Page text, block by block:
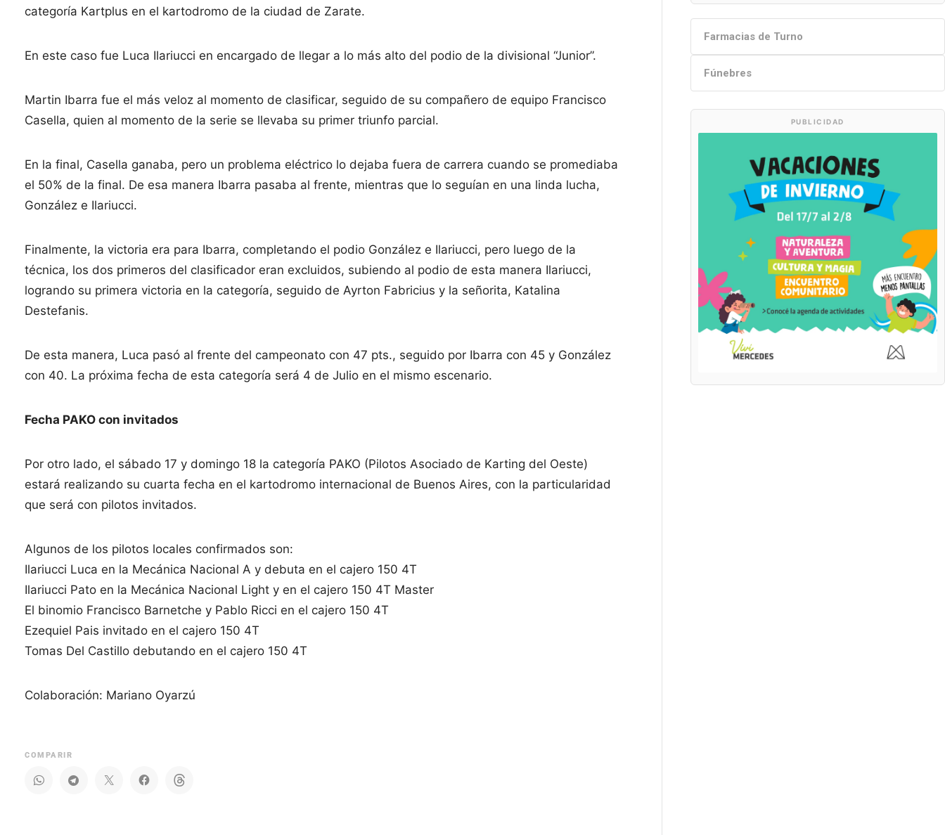
categoría Kartplus en el kartodromo de la ciudad de Zarate.
En este caso fue Luca Ilariucci en encargado de llegar a lo más alto del podio de la divisional “Junior”.
Martin Ibarra fue el más veloz al momento de clasificar, seguido de su compañero de equipo Francisco
Casella, quien al momento de la serie se llevaba su primer triunfo parcial.
En la final, Casella ganaba, pero un problema eléctrico lo dejaba fuera de carrera cuando se promediaba
el 50% de la final. De esa manera Ibarra pasaba al frente, mientras que lo seguían en una linda lucha,
González e Ilariucci.
Finalmente, la victoria era para Ibarra, completando el podio González e Ilariucci, pero luego de la
técnica, los dos primeros del clasificador eran excluidos, subiendo al podio de esta manera Ilariucci,
logrando su primera victoria en la categoría, seguido de Ayrton Fabricius y la señorita, Katalina
Destefanis.
De esta manera, Luca pasó al frente del campeonato con 47 pts., seguido por Ibarra con 45 y González
con 40. La próxima fecha de esta categoría será 4 de Julio en el mismo escenario.
Fecha PAKO con invitados
Por otro lado, el sábado 17 y domingo 18 la categoría PAKO (Pilotos Asociado de Karting del Oeste)
estará realizando su cuarta fecha en el kartodromo internacional de Buenos Aires, con la particularidad
que será con pilotos invitados.
Algunos de los pilotos locales confirmados son:
Ilariucci Luca en la Mecánica Nacional A y debuta en el cajero 150 4T
Ilariucci Pato en la Mecánica Nacional Light y en el cajero 150 4T Master
El binomio Francisco Barnetche y Pablo Ricci en el cajero 150 4T
Ezequiel Pais invitado en el cajero 150 4T
Tomas Del Castillo debutando en el cajero 150 4T
Colaboración: Mariano Oyarzú
COMPARIR
Farmacias de Turno
Fúnebres
PUBLICIDAD